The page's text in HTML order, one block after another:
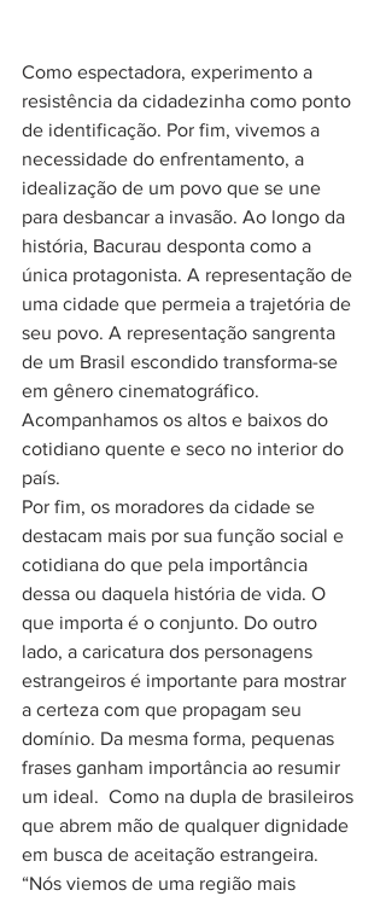
Como espectadora, experimento a
resistência da cidadezinha como ponto
de identificação. Por fim, vivemos a
necessidade do enfrentamento, a
idealização de um povo que se une
para desbancar a invasão. Ao longo da
história, Bacurau desponta como a
única protagonista. A representação de
uma cidade que permeia a trajetória de
seu povo. A representação sangrenta
de um Brasil escondido transforma-se
em gênero cinematográfico.
Acompanhamos os altos e baixos do
cotidiano quente e seco no interior do
país.
Por fim, os moradores da cidade se
destacam mais por sua função social e
cotidiana do que pela importância
dessa ou daquela história de vida. O
que importa é o conjunto. Do outro
lado, a caricatura dos personagens
estrangeiros é importante para mostrar
a certeza com que propagam seu
domínio. Da mesma forma, pequenas
frases ganham importância ao resumir
um ideal.  Como na dupla de brasileiros
que abrem mão de qualquer dignidade
em busca de aceitação estrangeira.
“Nós viemos de uma região mais